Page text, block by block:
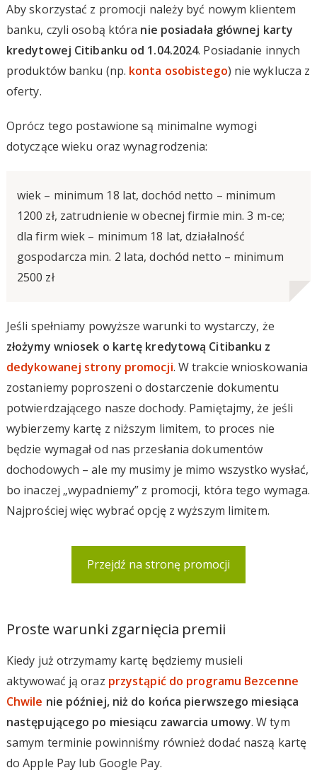
Aby skorzystać z promocji należy być nowym klientem
banku, czyli osobą która nie posiadała głównej karty
kredytowej Citibanku od 1.04.2024. Posiadanie innych
produktów banku (np. konta osobistego) nie wyklucza z
oferty.
Oprócz tego postawione są minimalne wymogi
dotyczące wieku oraz wynagrodzenia:
wiek – minimum 18 lat, dochód netto – minimum
1200 zł, zatrudnienie w obecnej firmie min. 3 m-ce;
dla firm wiek – minimum 18 lat, działalność
gospodarcza min. 2 lata, dochód netto – minimum
2500 zł
Jeśli spełniamy powyższe warunki to wystarczy, że
złożymy wniosek o kartę kredytową Citibanku z
dedykowanej strony promocji. W trakcie wnioskowania
zostaniemy poproszeni o dostarczenie dokumentu
potwierdzającego nasze dochody. Pamiętajmy, że jeśli
wybierzemy kartę z niższym limitem, to proces nie
będzie wymagał od nas przesłania dokumentów
dochodowych – ale my musimy je mimo wszystko wysłać,
bo inaczej „wypadniemy” z promocji, która tego wymaga.
Najprościej więc wybrać opcję z wyższym limitem.
Przejdź na stronę promocji
Proste warunki zgarnięcia premii
Kiedy już otrzymamy kartę będziemy musieli
aktywować ją oraz przystąpić do programu Bezcenne
Chwile nie później, niż do końca pierwszego miesiąca
następującego po miesiącu zawarcia umowy. W tym
samym terminie powinniśmy również dodać naszą kartę
do Apple Pay lub Google Pay.